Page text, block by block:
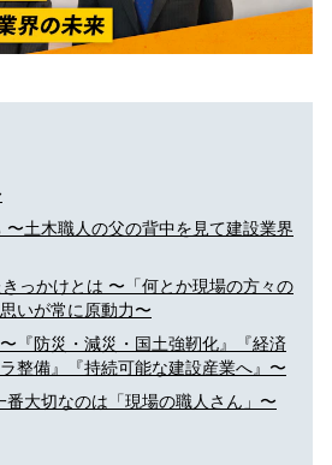
〜土木職人の父の背中を見て建設業界
っかけとは 〜「何とか現場の方々の
いが常に原動力〜
『防災・減災・国土強靭化』『経済
整備』『持続可能な建設産業へ』〜
大切なのは「現場の職人さん」〜